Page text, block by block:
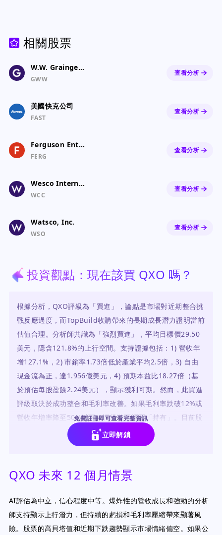
相關股票
W.W. Grainger, Inc.
GWW
查看分析
美國快克公司
FAST
查看分析
Ferguson Enterprises Inc.
FERG
查看分析
Wesco International Inc.
WCC
查看分析
Watsco, Inc.
WSO
查看分析
投資觀點：現在該買 QXO 嗎？
根據分析，QXO評級為「買進」，論點是市場對近期整合挑
戰反應過度，而TopBuild收購帶來的長期成長潛力證明當前
估值合理。分析師共識為「強烈買進」，平均目標價29.50
美元，隱含121.8%的上行空間。支持證據包括：1) 營收年
增127.1%，2) 市銷率1.73倍低於產業平均2.5倍，3) 自由
現金流為正，達1.956億美元，4) 預期本益比18.27倍（基
於預估每股盈餘2.24美元），顯示獲利可期。然而，此買進
評級取決於成功整合和毛利率改善。如果毛利率跌破12%或
營收年增率降至50%以下，評級將下調至「持有」。目前股
價相對其成長潛力被低估，但高風險需謹慎對待。
免費註冊即可查看完整資訊
立即解鎖
QXO 未來 12 個月情景
AI評估為中立，信心程度中等。爆炸性的營收成長和強勁的分析
師支持顯示上行潛力，但持續的虧損和毛利率壓縮帶來顯著風
險。股票的高貝塔值和近期下跌趨勢顯示市場情緒偏空。如果公